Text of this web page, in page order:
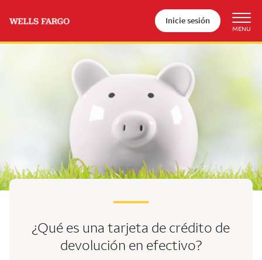
Inicie sesión
¿Qué es una tarjeta de crédito de
devolución en efectivo?